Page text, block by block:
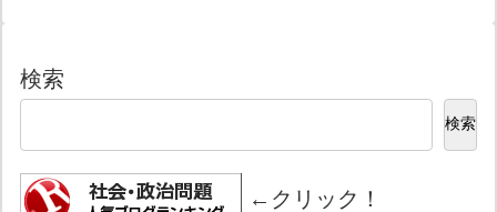
検索
検索
←クリック！